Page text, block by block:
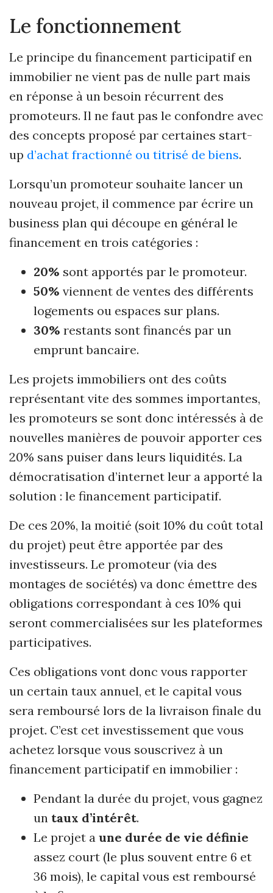
Le fonctionnement
Le principe du financement participatif en
immobilier ne vient pas de nulle part mais
en réponse à un besoin récurrent des
promoteurs. Il ne faut pas le confondre avec
des concepts proposé par certaines start-
up d’achat fractionné ou titrisé de biens.
Lorsqu’un promoteur souhaite lancer un
nouveau projet, il commence par écrire un
business plan qui découpe en général le
financement en trois catégories :
20% sont apportés par le promoteur.
50% viennent de ventes des différents
logements ou espaces sur plans.
30% restants sont financés par un
emprunt bancaire.
Les projets immobiliers ont des coûts
représentant vite des sommes importantes,
les promoteurs se sont donc intéressés à de
nouvelles manières de pouvoir apporter ces
20% sans puiser dans leurs liquidités. La
démocratisation d’internet leur a apporté la
solution : le financement participatif.
De ces 20%, la moitié (soit 10% du coût total
du projet) peut être apportée par des
investisseurs. Le promoteur (via des
montages de sociétés) va donc émettre des
obligations correspondant à ces 10% qui
seront commercialisées sur les plateformes
participatives.
Ces obligations vont donc vous rapporter
un certain taux annuel, et le capital vous
sera remboursé lors de la livraison finale du
projet. C’est cet investissement que vous
achetez lorsque vous souscrivez à un
financement participatif en immobilier :
Pendant la durée du projet, vous gagnez
un taux d’intérêt.
Le projet a une durée de vie définie
assez court (le plus souvent entre 6 et
36 mois), le capital vous est remboursé